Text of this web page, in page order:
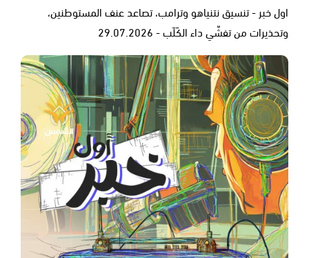
اول خبر - تنسيق نتنياهو وترامب، تصاعد عنف المستوطنين،
وتحذيرات من تفشّي داء الكَلَب - 29.07.2026